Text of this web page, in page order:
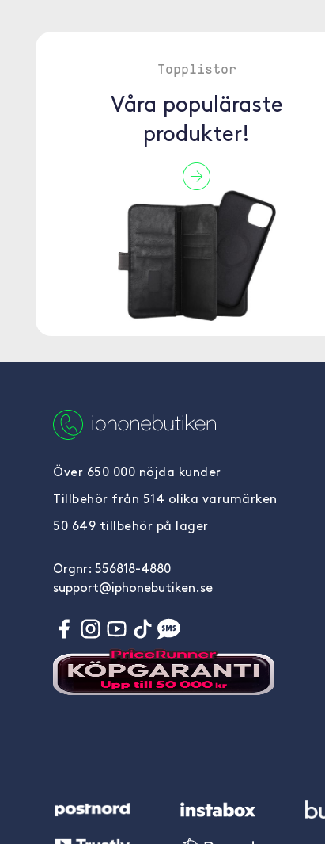
Topplistor
Våra populäraste
produkter!
Över 650 000 nöjda kunder
Tillbehör från 514 olika varumärken
50 649 tillbehör på lager
Orgnr: 556818-4880
support@iphonebutiken.se